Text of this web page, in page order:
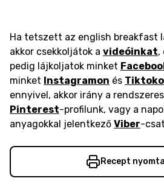
Ha tetszett az english breakfast
akkor csekkoljátok a videóinkat,
pedig lájkoljatok minket
minket Instagramon és
ennyivel, akkor irány a
Pinterest-profilunk, vagy a
anyagokkal jelentkező Viber-
Recept